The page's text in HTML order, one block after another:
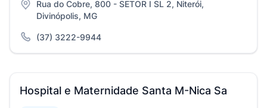
Rua do Cobre, 800 - SETOR I SL 2, Niterói,
Divinópolis, MG
(37) 3222-9944
Hospital e Maternidade Santa M-Nica Sa